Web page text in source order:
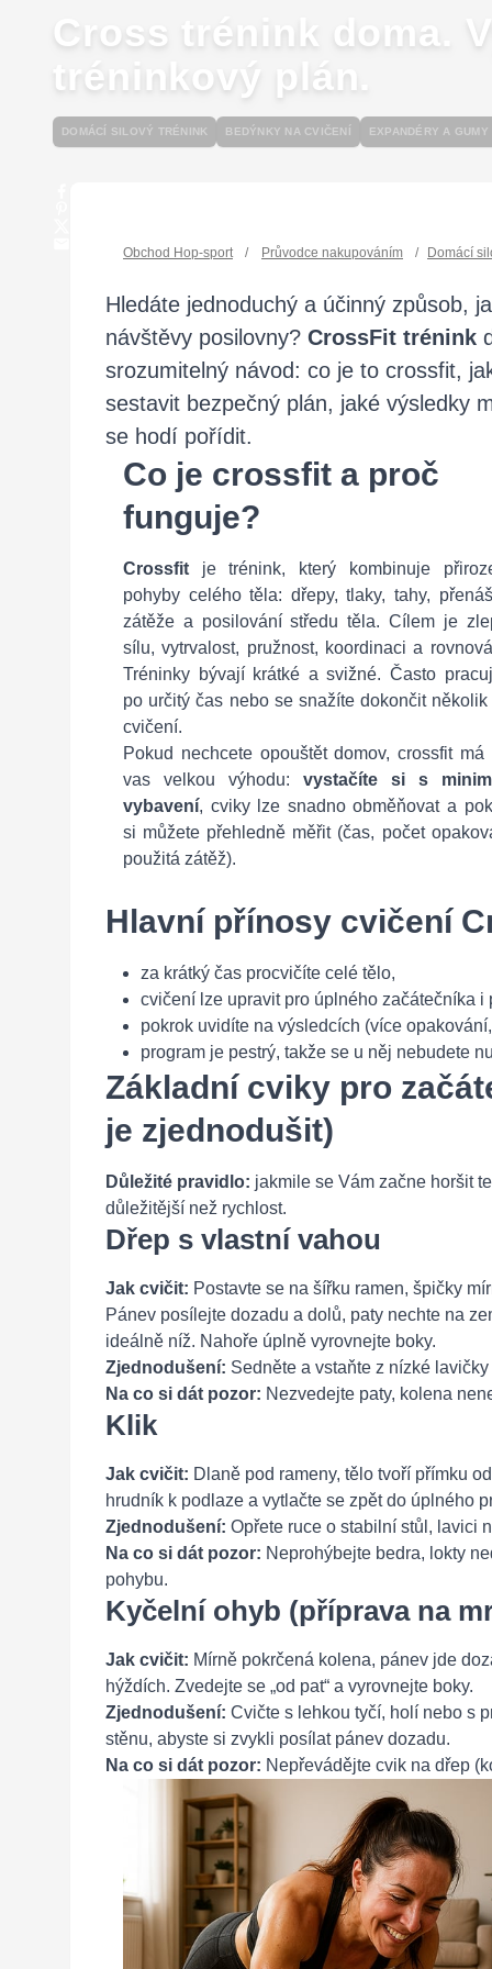
Cross trénink doma.
tréninkový plán.
DOMÁCÍ SILOVÝ TRÉNINK BEDÝNKY NA CVIČENÍ EXPANDÉRY A GUMY
Obchod Hop-sport / Průvodce nakupováním / Domácí
Hledáte jednoduchý a účinný způsob,
návštěvy posilovny? CrossFit trénink
srozumitelný návod: co je to crossfit,
sestavit bezpečný plán, jaké výsledky
se hodí pořídit.
Co je crossfit a proč
funguje?
Crossfit je trénink, který kombinuje
pohyby celého těla: dřepy, tlaky, tahy,
zátěže a posilování středu těla. Cílem je
sílu, vytrvalost, pružnost, koordinaci a
Tréninky bývají krátké a svižné. Často
po určitý čas nebo se snažíte dokončit několik
cvičení.
Pokud nechcete opouštět domov, crossfit má
vas velkou výhodu: vystačíte si s
vybavení, cviky lze snadno obměňovat a
si můžete přehledně měřit (čas, počet
použitá zátěž).
Hlavní přínosy cvičení
za krátký čas procvičíte celé tělo,
cvičení lze upravit pro úplného začátečníka i
pokrok uvidíte na výsledcích (více
program je pestrý, takže se u něj nebudete
Základní cviky pro
je zjednodušit)
Důležité pravidlo: jakmile se Vám začne horšit
důležitější než rychlost.
Dřep s vlastní vahou
Jak cvičit: Postavte se na šířku ramen, špičky
Pánev posílejte dozadu a dolů, paty nechte na
ideálně níž. Nahoře úplně vyrovnejte boky.
Zjednodušení: Sedněte a vstaňte z nízké
Na co si dát pozor: Nezvedejte paty, kolena
Klik
Jak cvičit: Dlaně pod rameny, tělo tvoří přímku
hrudník k podlaze a vytlačte se zpět do úplného
Zjednodušení: Opřete ruce o stabilní stůl, lavici
Na co si dát pozor: Neprohýbejte bedra, lokty
pohybu.
Kyčelní ohyb (příprava na
Jak cvičit: Mírně pokrčená kolena, pánev jde
hýždích. Zvedejte se „od pat“ a vyrovnejte boky.
Zjednodušení: Cvičte s lehkou tyčí, holí nebo s
stěnu, abyste si zvykli posílat pánev dozadu.
Na co si dát pozor: Nepřevádějte cvik na dřep